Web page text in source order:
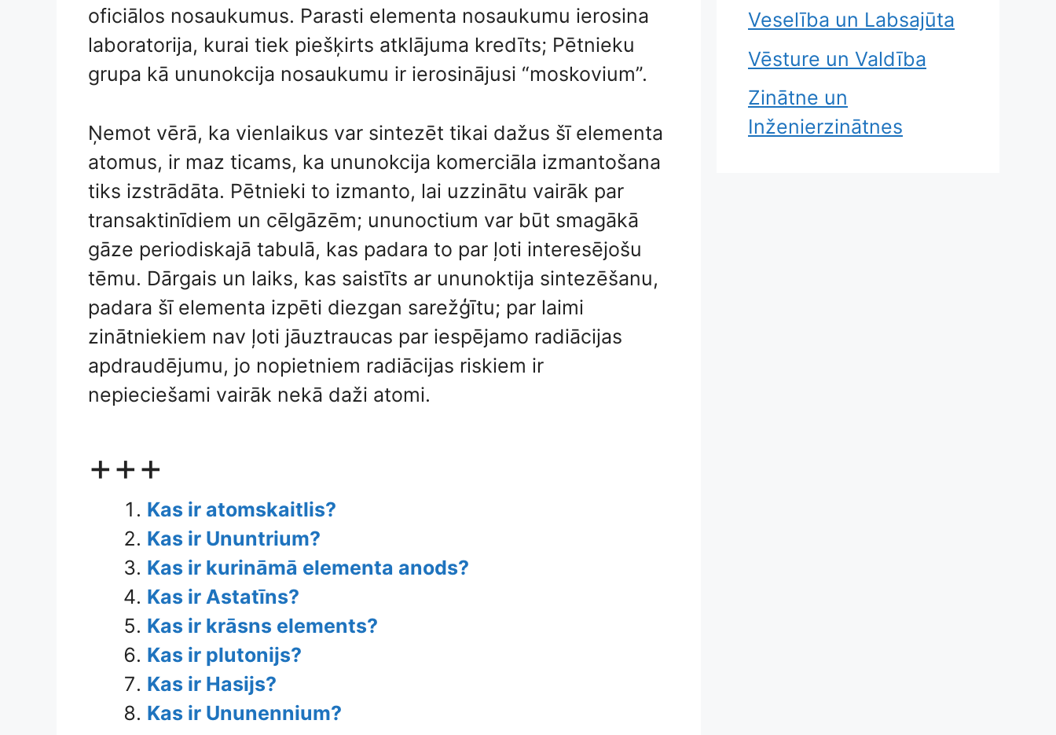
oficiālos nosaukumus. Parasti elementa nosaukumu ierosina
laboratorija, kurai tiek piešķirts atklājuma kredīts; Pētnieku
grupa kā ununokcija nosaukumu ir ierosinājusi “moskovium”.
Ņemot vērā, ka vienlaikus var sintezēt tikai dažus šī elementa
atomus, ir maz ticams, ka ununokcija komerciāla izmantošana
tiks izstrādāta. Pētnieki to izmanto, lai uzzinātu vairāk par
transaktinīdiem un cēlgāzēm; ununoctium var būt smagākā
gāze periodiskajā tabulā, kas padara to par ļoti interesējošu
tēmu. Dārgais un laiks, kas saistīts ar ununoktija sintezēšanu,
padara šī elementa izpēti diezgan sarežģītu; par laimi
zinātniekiem nav ļoti jāuztraucas par iespējamo radiācijas
apdraudējumu, jo nopietniem radiācijas riskiem ir
nepieciešami vairāk nekā daži atomi.
+++
Kas ir atomskaitlis?
Kas ir Ununtrium?
Kas ir kurināmā elementa anods?
Kas ir Astatīns?
Kas ir krāsns elements?
Kas ir plutonijs?
Kas ir Hasijs?
Kas ir Ununennium?
Veselība un Labsajūta
Vēsture un Valdība
Zinātne un
Inženierzinātnes